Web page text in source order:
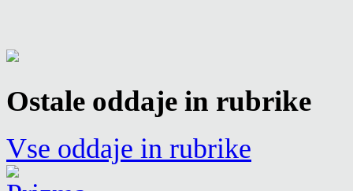
Ostale oddaje in rubrike
Vse oddaje in rubrike